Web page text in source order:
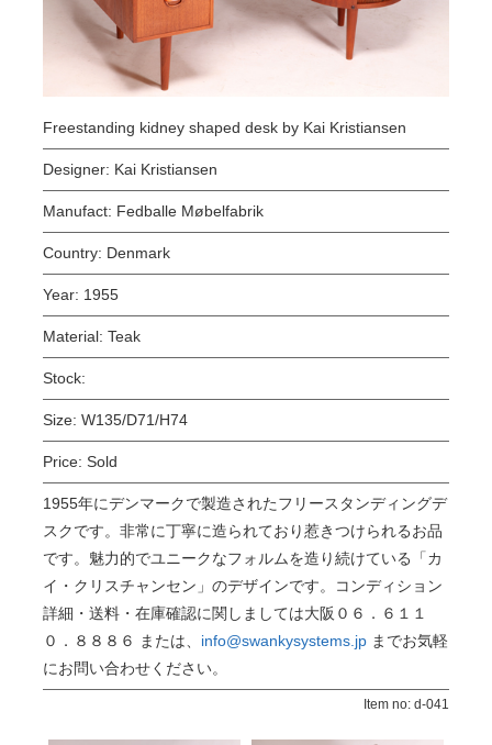
Freestanding kidney shaped desk by Kai Kristiansen
Designer: Kai Kristiansen
Manufact: Fedballe Møbelfabrik
Country: Denmark
Year: 1955
Material: Teak
Stock:
Size: W135/D71/H74
Price: Sold
1955年にデンマークで製造されたフリースタンディングデ
スクです。非常に丁寧に造られており惹きつけられるお品
です。魅力的でユニークなフォルムを造り続けている「カ
イ・クリスチャンセン」のデザインです。コンディション
詳細・送料・在庫確認に関しましては大阪０６．６１１
０．８８８６ または、 info@swankysystems.jp までお気軽
にお問い合わせください。
Item no: d-041